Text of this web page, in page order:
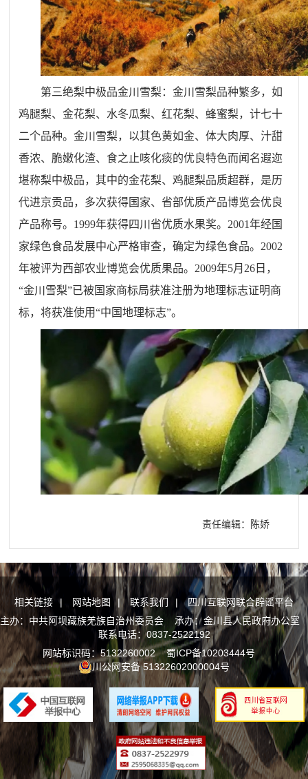
第三绝梨中极品金川雪梨：金川雪梨品种繁多，如
鸡腿梨、金花梨、水冬瓜梨、红花梨、蜂蜜梨，计七十
二个品种。金川雪梨，以其色黄如金、体大肉厚、汁甜
香浓、脆嫩化渣、食之止咳化痰的优良特色而闻名遐迩
堪称梨中极品，其中的金花梨、鸡腿梨品质超群，是历
代进京贡品，多次获得国家、省部优质产品博览会优良
产品称号。1999年获得四川省优质水果奖。2001年经国
家绿色食品发展中心严格审查，确定为绿色食品。2002
年被评为西部农业博览会优质果品。2009年5月26日，
“金川雪梨”已被国家商标局获准注册为地理标志证明商
标，将获准使用“中国地理标志”。
责任编辑：陈娇
相关链接 | 网站地图 | 联系我们 |
四川互联网联合辟谣平台
主办：中共阿坝藏族羌族自治州委员会 承办：金川县人民政府办公室
联系电话：0837-2522192
网站标识码：5132260002蜀ICP备10203444号
川公网安备 51322602000004号